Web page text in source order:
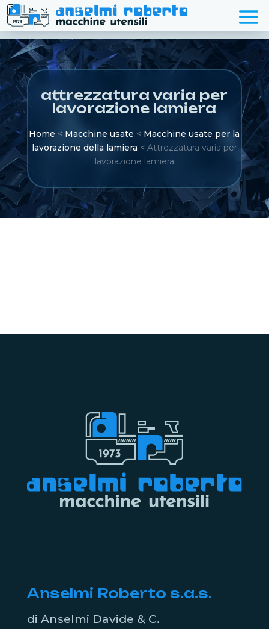
attrezzatura varia per
lavorazione lamiera
Home < Macchine usate < Macchine usate per la
lavorazione della lamiera < Attrezzatura varia per
lavorazione lamiera
Anselmi Roberto s.a.s.
di Anselmi Davide & C.